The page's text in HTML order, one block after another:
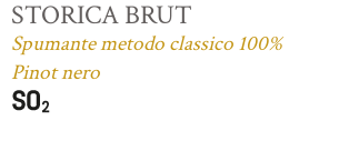
STORICA BRUT
Spumante metodo classico 100%
Pinot nero